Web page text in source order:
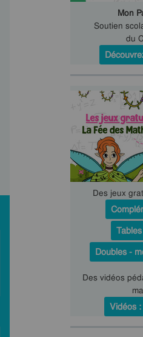
Mon
Soutien
du
Des jeux
Doubles -
Des vidéos
Vidéos